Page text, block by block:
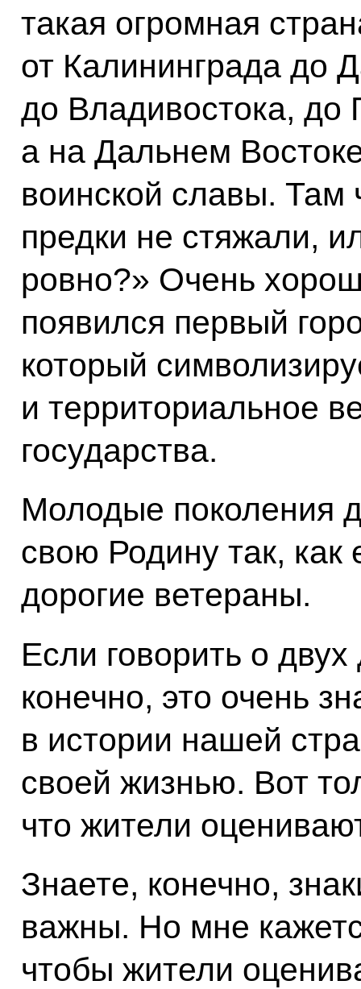
такая огромная
от Калининграда до
до Владивостока, до
а на Дальнем
воинской славы. Там
предки не стяжали,
ровно?» Очень
появился первый
который
и территориальное
государства.
Молодые поколения
свою Родину так,
дорогие ветераны.
Если говорить о двух
конечно, это очень
в истории нашей
своей жизнью. Вот
что жители
Знаете, конечно,
важны. Но мне
чтобы жители